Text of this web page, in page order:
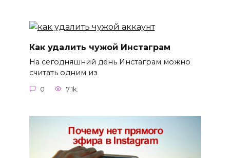
Как удалить чужой Инстаграм
На сегодняшний день Инстаграм можно
считать одним из
0 7.1k.